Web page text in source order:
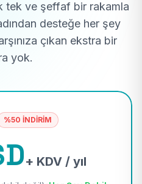
tek ve şeffaf bir rakamla
desteğe her şey
çıkan ekstra bir
yok.
%50 İNDİRİM
+ KDV / yıl